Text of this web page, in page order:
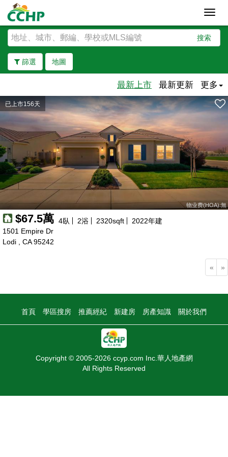
搜索
篩選 地圖
去除邊界
最新上市 最新更新 更多
已上市156天
物业费(HOA):無
$67.5萬 4臥 2浴 2320sqft 2022年建
1501 Empire Dr
Lodi , CA 95242
« »
首頁 學區搜房 推薦經紀 新建房 房產知識 關於我們
Copyright © 2005-2026 ccyp.com Inc.華人地產網
All Rights Reserved